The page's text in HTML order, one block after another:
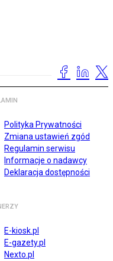
Polityka Prywatności
Zmiana ustawień zgód
Regulamin serwisu
Informacje o nadawcy
Deklaracja dostępności
E-kiosk.pl
E-gazety.pl
Nexto.pl